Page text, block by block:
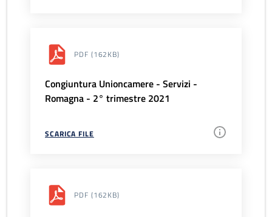
PDF (162KB)
Congiuntura Unioncamere - Servizi -
Romagna - 2° trimestre 2021
SCARICA FILE
PDF (162KB)